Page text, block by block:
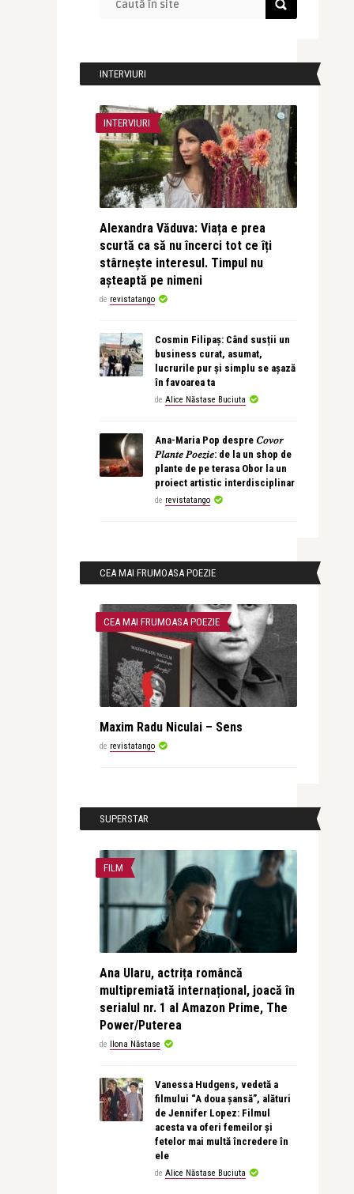
INTERVIURI
INTERVIURI
Alexandra Văduva: Viața e prea
scurtă ca să nu încerci tot ce îți
stârnește interesul. Timpul nu
așteaptă pe nimeni
de revistatango
Cosmin Filipaș: Când susții un
business curat, asumat,
lucrurile pur și simplu se așază
în favoarea ta
de Alice Năstase Buciuta
Ana-Maria Pop despre 𝐶𝑜𝑣𝑜𝑟
𝑃𝑙𝑎𝑛𝑡𝑒 𝑃𝑜𝑒𝑧𝑖𝑒: de la un shop de
plante de pe terasa Obor la un
proiect artistic interdisciplinar
de revistatango
CEA MAI FRUMOASA POEZIE
CEA MAI FRUMOASA POEZIE
Maxim Radu Niculai – Sens
de revistatango
SUPERSTAR
FILM
Ana Ularu, actrița româncă
multipremiată internațional, joacă în
serialul nr. 1 al Amazon Prime, The
Power/Puterea
de Ilona Năstase
Vanessa Hudgens, vedetă a
filmului “A doua șansă”, alături
de Jennifer Lopez: Filmul
acesta va oferi femeilor și
fetelor mai multă încredere în
ele
de Alice Năstase Buciuta